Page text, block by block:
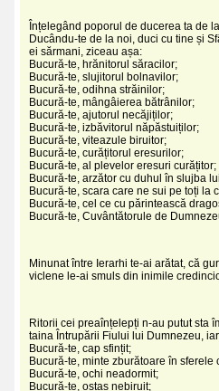
Înțelegând poporul de ducerea ta de
Ducându-te de la noi, duci cu tine și
ei sărmani, ziceau așa:
Bucură-te, hrănitorul săracilor;
Bucură-te, slujitorul bolnavilor;
Bucură-te, odihna străinilor;
Bucură-te, mângâierea bătrânilor;
Bucură-te, ajutorul necăjiților;
Bucură-te, izbăvitorul năpăstuiților;
Bucură-te, viteazule biruitor;
Bucură-te, curățitorul eresurilor;
Bucură-te, al plevelor eresuri curățitor;
Bucură-te, arzător cu duhul în slujba
Bucură-te, scara care ne sui pe toți la
Bucură-te, cel ce cu părintească
Bucură-te, Cuvântătorule de
Minunat între Ierarhi te-ai arătat, că
viclene le-ai smuls din inimile
Ritorii cei preaînțelepți n-au putut sta
taina Întrupării Fiului lui Dumnezeu,
Bucură-te, cap sfințit;
Bucură-te, minte zburătoare în sferele
Bucură-te, ochi neadormit;
Bucură-te, ostaș nebiruit;